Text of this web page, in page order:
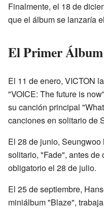
Finalmente, el 18 de
que el álbum se lanzaría
El Primer
El 11 de enero, VICTON
"VOICE: The future is
su canción principal
canciones en solitario de
El 28 de junio,
solitario, "Fade", antes
obligatorio el 28 de julio.
El 25 de septiembre,
miniálbum "Blaze",